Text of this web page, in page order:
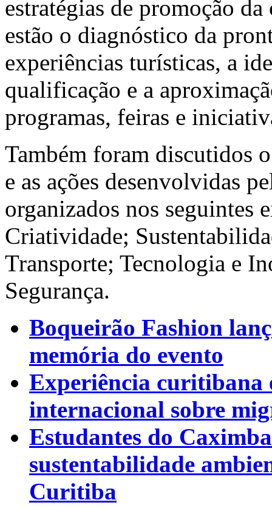
estratégias de promoção
estão o diagnóstico da
experiências turísticas, a
qualificação e a
programas, feiras e
Também foram discutidos
e as ações desenvolvidas
organizados nos
Criatividade;
Transporte; Tecnologia e
Segurança.
Boqueirão Fashion
memória do evento
Experiência curitibana
internacional sobre
Estudantes do
sustentabilidade
Curitiba